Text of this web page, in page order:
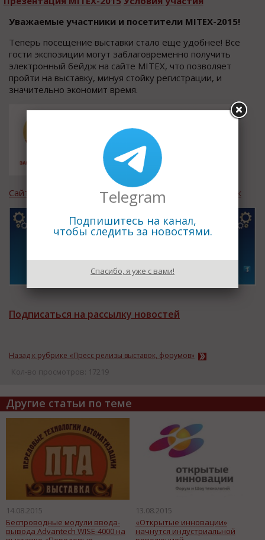
Уважаемые участники и посетители MITEX-2015!
Теперь посещение выставки стало еще удобнее! Все
гости экспозиции могут заблаговременно получить
электронный бейдж на сайте MITEX, что позволяет
пройти на выставку, минуя стойку регистрации, и
значительно экономит время.
Сайт MITEX Страница в Facebook Электронный бейдж
Подписаться на рассылку новостей
Назад к рубрике «Пресс релизы выставок, форумов»
Кол-во просмотров: 17219
Другие статьи по теме
14.08.2015
Беспроводные модули ввода-
вывода Advantech WISE-4000 на
13.08.2015
«Открытые инновации»
начнутся индустриальной
Telegram
Подпишитесь на канал,
чтобы следить за новостями.
Спасибо, я уже с вами!